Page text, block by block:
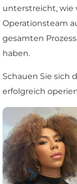
unterstreicht, wie
Operationsteam
gesamten
haben.
Schauen Sie sich
erfolgreich